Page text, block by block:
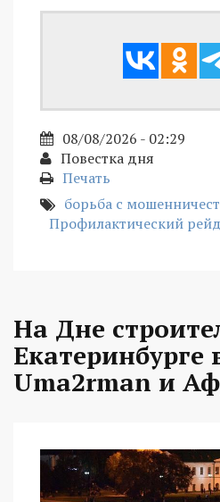
08/08/2026 - 02:29
Повестка дня
Печать
борьба с
Профилактический рейд
На Дне
Екатеринбурге
Uma2rman и